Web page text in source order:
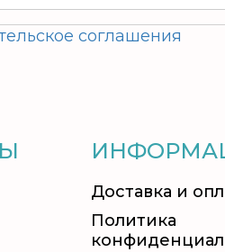
соглашения
Доставка и
Политика